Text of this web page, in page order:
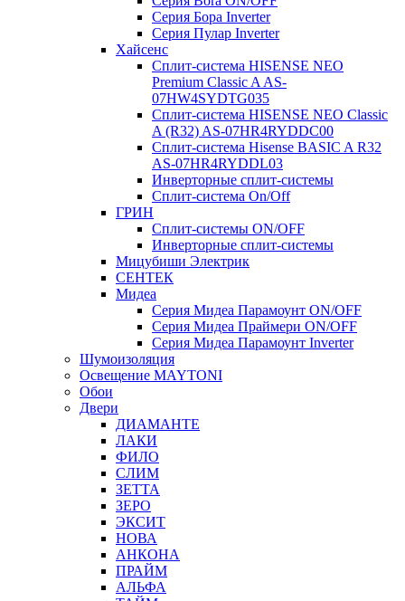
Серия Бора Inverter
Серия Пулар Inverter
Хайсенс
Сплит-система HISENSE NEO
Premium Classic A AS-
07HW4SYDTG035
Сплит-система HISENSE NEO Classic
A (R32) AS-07HR4RYDDC00
Сплит-система Hisense BASIC A R32
AS-07HR4RYDDL03
Инверторные сплит-системы
Сплит-система On/Off
ГРИН
Сплит-системы ON/OFF
Инверторные сплит-системы
Мицубиши Электрик
СЕНТЕК
Мидеа
Серия Мидеа Парамоунт ON/OFF
Серия Мидеа Праймери ON/OFF
Серия Мидеа Парамоунт Inverter
Шумоизоляция
Освещение MAYTONI
Обои
Двери
ДИАМАНТЕ
ЛАКИ
ФИЛО
СЛИМ
ЗЕТТА
ЗЕРО
ЭКСИТ
НОВА
АНКОНА
ПРАЙМ
АЛЬФА